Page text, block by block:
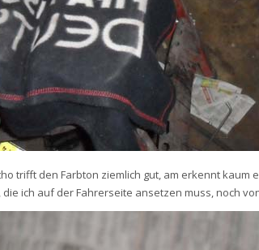
trifft den Farbton ziemlich gut, am erkennt
ich auf der Fahrerseite ansetzen muss, noch